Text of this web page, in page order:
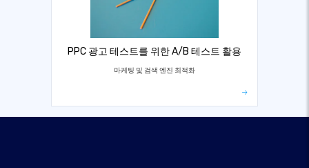
PPC 광고 테스트를 위한 A/B 테스트 활용
마케팅 및 검색 엔진 최적화